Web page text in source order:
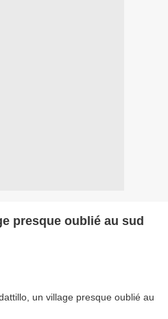
presque oublié au sud